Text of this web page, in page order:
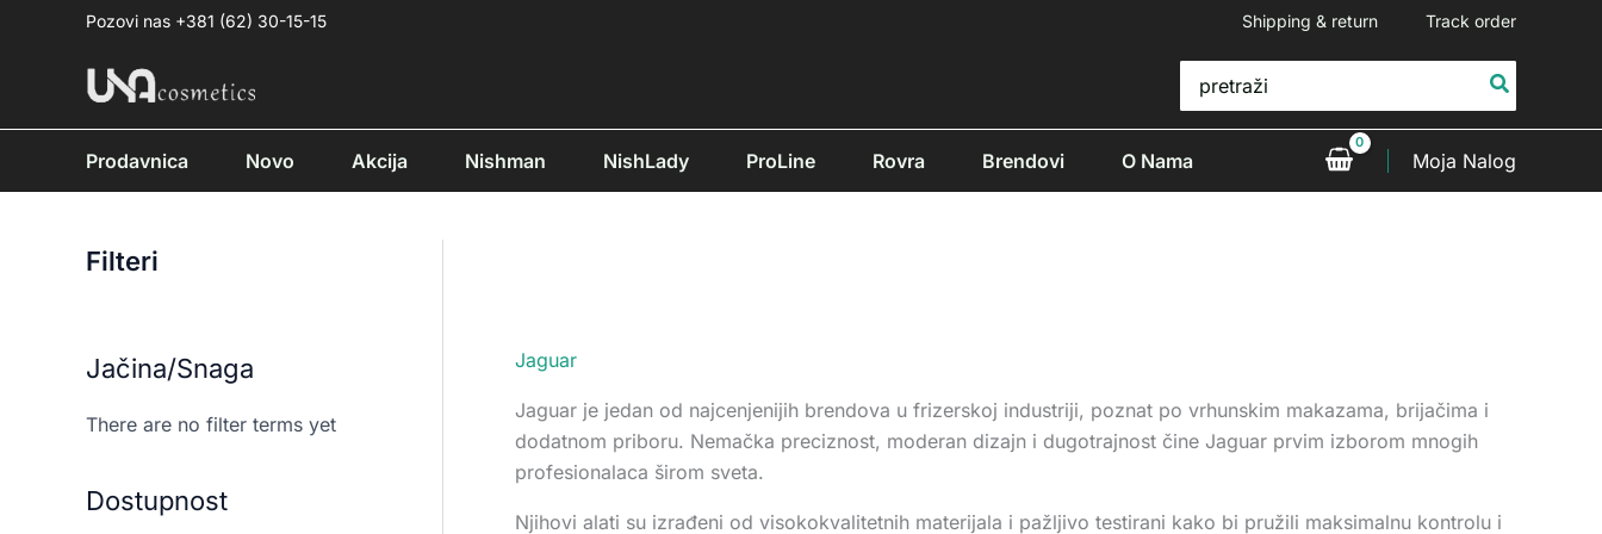
Pozovi nas +381 (62) 30-15-15 Shipping & return Track order
for:
Prodavnica Novo Akcija Nishman NishLady ProLine Rovra Brendovi O Nama Moja Nalog
Filteri
Jačina/Snaga
There are no filter terms yet
Dostupnost
Jaguar
Jaguar je jedan od najcenjenijih brendova u frizerskoj industriji, poznat po vrhunskim makazama, brijačima i
dodatnom priboru. Nemačka preciznost, moderan dizajn i dugotrajnost čine Jaguar prvim izborom mnogih
profesionalaca širom sveta.
Njihovi alati su izrađeni od visokokvalitetnih materijala i pažljivo testirani kako bi pružili maksimalnu kontrolu i